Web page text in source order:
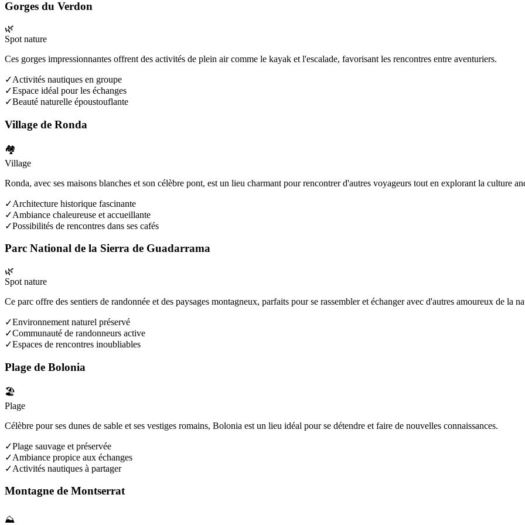
Gorges du Verdon
🌿
Spot nature
Ces gorges impressionnantes offrent des activités de plein air comme le kayak et l'escalade, favorisant les rencontres entre aventuriers.
✓Activités nautiques en groupe
✓Espace idéal pour les échanges
✓Beauté naturelle époustouflante
Village de Ronda
🏘️
Village
Ronda, avec ses maisons blanches et son célèbre pont, est un lieu charmant pour rencontrer d'autres voyageurs tout en explorant la culture
✓Architecture historique fascinante
✓Ambiance chaleureuse et accueillante
✓Possibilités de rencontres dans ses cafés
Parc National de la Sierra de Guadarrama
🌿
Spot nature
Ce parc offre des sentiers de randonnée et des paysages montagneux, parfaits pour se rassembler et échanger avec d'autres amoureux de la
✓Environnement naturel préservé
✓Communauté de randonneurs active
✓Espaces de rencontres inoubliables
Plage de Bolonia
🏖️
Plage
Célèbre pour ses dunes de sable et ses vestiges romains, Bolonia est un lieu idéal pour se détendre et faire de nouvelles connaissances.
✓Plage sauvage et préservée
✓Ambiance propice aux échanges
✓Activités nautiques à partager
Montagne de Montserrat
⛰️